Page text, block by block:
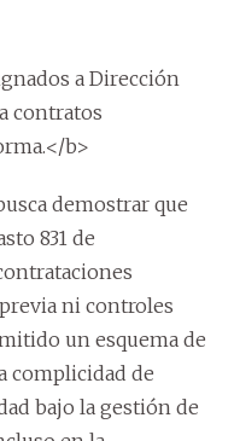
a Dirección
contratos
b>
demostrar que
831 de
ni controles
un esquema de
complicidad de
bajo la gestión de